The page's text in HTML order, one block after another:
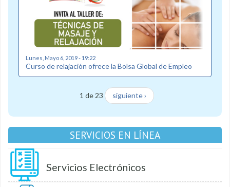
Lunes, Mayo 6, 2019 - 19:22
Curso de relajación ofrece la Bolsa Global de Empleo
1 de 23 siguiente ›
SERVICIOS EN LÍNEA
Servicios Electrónicos